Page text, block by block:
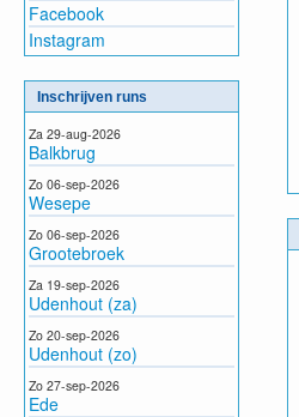
Facebook
Instagram
Inschrijven runs
Za 29-aug-2026
Balkbrug
Zo 06-sep-2026
Wesepe
Zo 06-sep-2026
Grootebroek
Za 19-sep-2026
Udenhout (za)
Zo 20-sep-2026
Udenhout (zo)
Zo 27-sep-2026
Ede